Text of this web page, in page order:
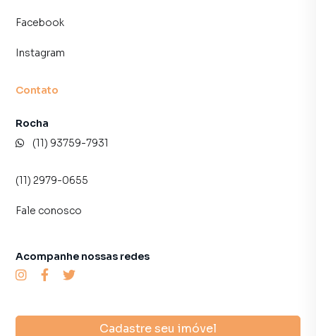
Facebook
Instagram
Contato
Rocha
(11) 93759-7931
(11) 2979-0655
Fale conosco
Cadastre seu imóvel
Acompanhe nossas redes